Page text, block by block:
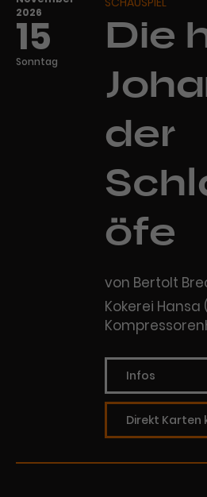
2026
15
Sonntag
Die
der
öfe
von Bertolt
Kokerei
Infos
Direkt Karten